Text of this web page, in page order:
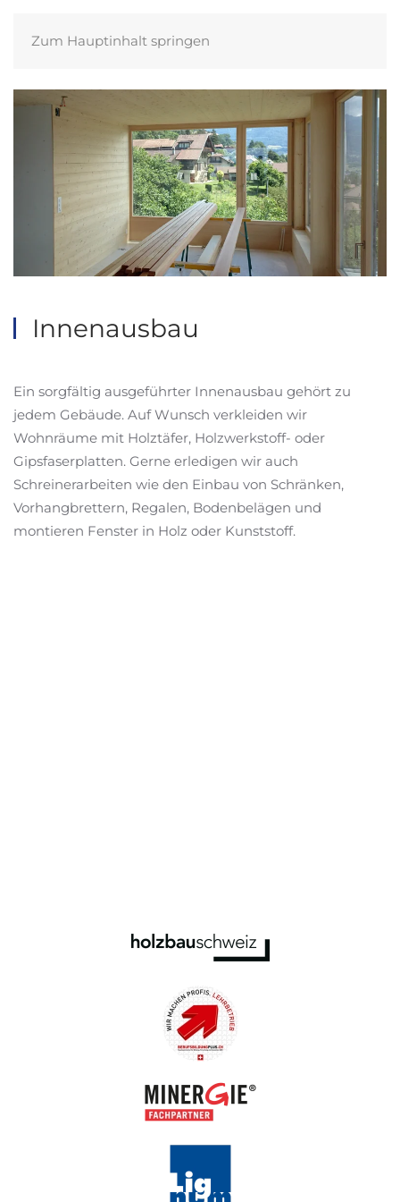
Zum Hauptinhalt springen
Innenausbau
Ein sorgfältig ausgeführter Innenausbau gehört zu
jedem Gebäude. Auf Wunsch verkleiden wir
Wohnräume mit Holztäfer, Holzwerkstoff- oder
Gipsfaserplatten. Gerne erledigen wir auch
Schreinerarbeiten wie den Einbau von Schränken,
Vorhangbrettern, Regalen, Bodenbelägen und
montieren Fenster in Holz oder Kunststoff.